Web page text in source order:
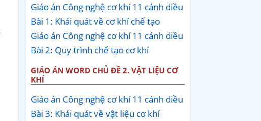
Giáo án Công nghệ cơ khí 11 cánh diều
Bài 1: Khái quát về cơ khí chế tạo
Giáo án Công nghệ cơ khí 11 cánh diều
Bài 2: Quy trình chế tạo cơ khí
GIÁO ÁN WORD CHỦ ĐỀ 2. VẬT LIỆU CƠ
KHÍ
Giáo án Công nghệ cơ khí 11 cánh diều
Bài 3: Khái quát về vật liệu cơ khí